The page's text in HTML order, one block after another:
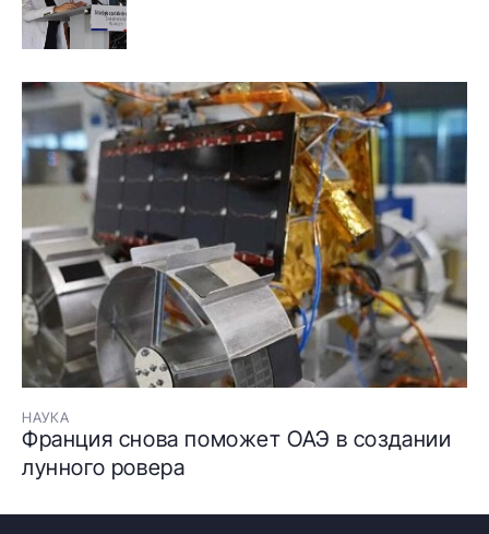
НАУКА
Франция снова поможет ОАЭ в создании
лунного ровера